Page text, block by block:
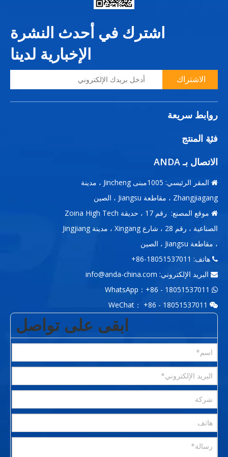
اشترك في أحدث النشرة
الإخبارية لدينا
الاشتراك
روابط سريعة
فئة المنتج
الاتصال بـ ANDA

المقر الرئيسي: 1005مبنى Jincheng ، مدينة
Zhangjiagang ، مقاطعة Jiangsu ، الصين

موقع المصنع: رقم 17 ، حديقة Zoina High Tech
الصناعية ، رقم 28 ، شارع Xingang ، مدينة Jingjiang
، مقاطعة Jiangsu ، الصين
 هاتف: 18051537011-86+
 البريد الإلكتروني: info@anda-china.com


ابقى على تواصل